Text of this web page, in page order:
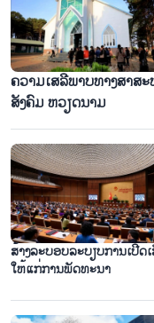
ປະທັບໃຈຕໍ່ການສະແດງ
ທີ່ໃສ່ຊື່ລຸງ ໂຮ່
ຄວາມ​ເສ​ລີ​ພາບ​ທາງສາ​ສ
ສັງ​ຄົມ ຫວຽດ​ນາມ
ສ້າງ​ລະ​ບອບ​ລະ​ບຽບ​ການ​ເປີດ​
ໃຫ້​ແກ່​ການ​ພັດ​ທະ​ນາ